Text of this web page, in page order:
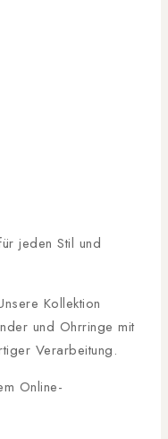
jeden Stil und
Kollektion
und Ohrringe mit
Verarbeitung.
Online-